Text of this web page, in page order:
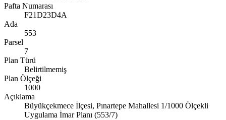
Pafta Numarası
F21D23D4A
Ada
553
Parsel
7
Plan Türü
Belirtilmemiş
Plan Ölçeği
1000
Açıklama
Büyükçekmece İlçesi, Pınartepe Mahallesi 1/1000 Ölçekli
Uygulama İmar Planı (553/7)